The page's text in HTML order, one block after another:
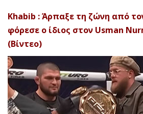
Khabib : Άρπαξε τη ζώνη από
φόρεσε ο ίδιος στον Usman
(Βίντεο)